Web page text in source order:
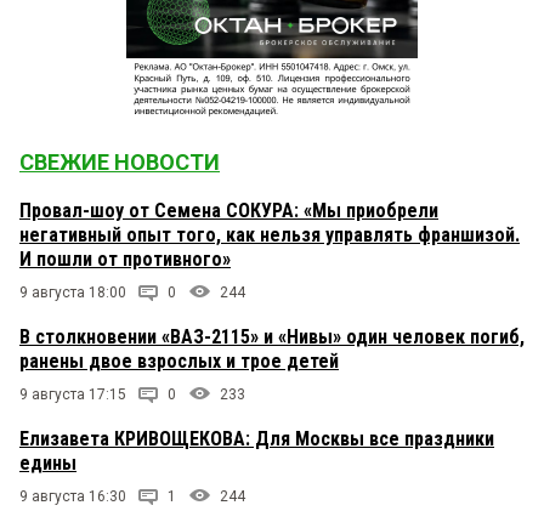
СВЕЖИЕ НОВОСТИ
Провал-шоу от Семена СОКУРА: «Мы приобрели
негативный опыт того, как нельзя управлять франшизой.
И пошли от противного»
9 августа 18:00 0 244
В столкновении «ВАЗ-2115» и «Нивы» один человек погиб,
ранены двое взрослых и трое детей
9 августа 17:15 0 233
Елизавета КРИВОЩЕКОВА: Для Москвы все праздники
едины
9 августа 16:30 1 244